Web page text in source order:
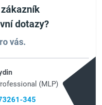
dotazy?
vás.
(MLP)
345